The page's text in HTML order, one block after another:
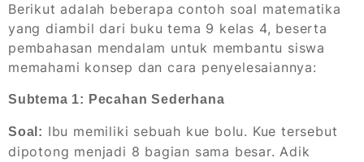
Berikut adalah beberapa contoh soal matematika
yang diambil dari buku tema 9 kelas 4, beserta
pembahasan mendalam untuk membantu siswa
memahami konsep dan cara penyelesaiannya:
Subtema 1: Pecahan Sederhana
Soal: Ibu memiliki sebuah kue bolu. Kue tersebut
dipotong menjadi 8 bagian sama besar. Adik